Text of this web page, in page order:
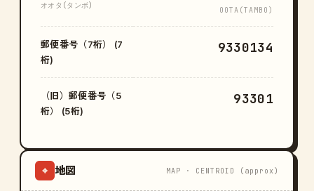
オオタ(タンボ)
OOTA(TAMBO)
郵便番号（7桁） (7
桁)
9330134
（旧）郵便番号（5
桁） (5桁)
93301
⌖ 地図 MAP · CENTROID (approx)